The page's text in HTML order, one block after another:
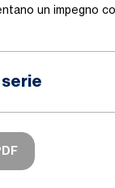
un impegno
serie